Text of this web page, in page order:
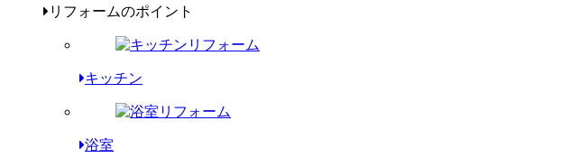
リフォームのポイント
キッチン
浴室